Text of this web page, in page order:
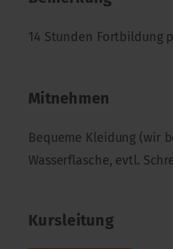
14 Stunden Fortbildung
Mitnehmen
Bequeme Kleidung (wir
Wasserflasche, evtl.
Kursleitung